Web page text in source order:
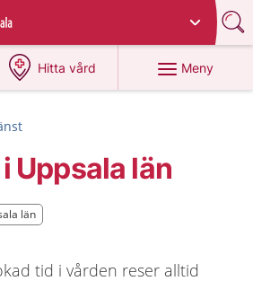
Hitta vård
på 1177.se
Meny
Uppsala län
län
län
tid i vården reser alltid